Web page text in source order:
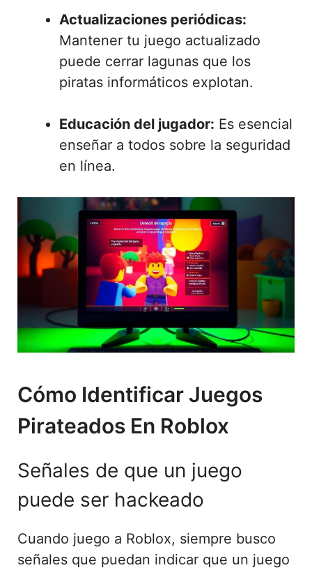
Actualizaciones periódicas:
Mantener tu juego actualizado
puede cerrar lagunas que los
piratas informáticos explotan.
Educación del jugador: Es esencial
enseñar a todos sobre la seguridad
en línea.
Cómo Identificar Juegos
Pirateados En Roblox
Señales de que un juego
puede ser hackeado
Cuando juego a Roblox, siempre busco
señales que puedan indicar que un juego